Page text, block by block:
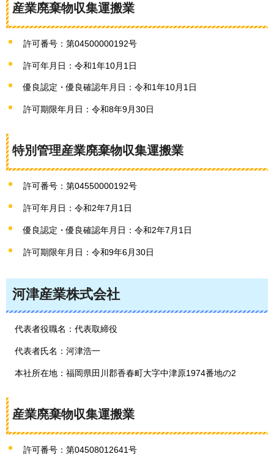
産業廃棄物収集運搬業
許可番号：第04500000192号
許可年月日：令和1年10月1日
優良認定・優良確認年月日：令和1年10月1日
許可期限年月日：令和8年9月30日
特別管理産業廃棄物収集運搬業
許可番号：第04550000192号
許可年月日：令和2年7月1日
優良認定・優良確認年月日：令和2年7月1日
許可期限年月日：令和9年6月30日
河津産業株式会社
代表者役職名：代表取締役
代表者氏名：河津浩一
本社所在地：福岡県田川郡香春町大字中津原1974番地の2
産業廃棄物収集運搬業
許可番号：第04508012641号